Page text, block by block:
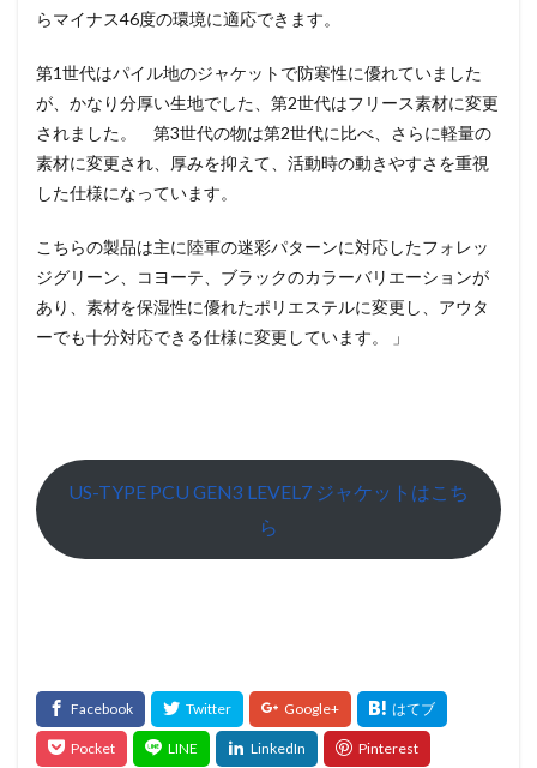
らマイナス46度の環境に適応できます。
第1世代はパイル地のジャケットで防寒性に優れていました
が、かなり分厚い生地でした、第2世代はフリース素材に変更
されました。 第3世代の物は第2世代に比べ、さらに軽量の
素材に変更され、厚みを抑えて、活動時の動きやすさを重視
した仕様になっています。
こちらの製品は主に陸軍の迷彩パターンに対応したフォレッ
ジグリーン、コヨーテ、ブラックのカラーバリエーションが
あり、素材を保湿性に優れたポリエステルに変更し、アウタ
ーでも十分対応できる仕様に変更しています。 」
US-TYPE PCU GEN3 LEVEL7 ジャケットはこち
ら